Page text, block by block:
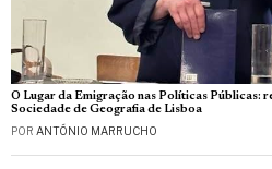
O Lugar da Emigração nas Políticas Públicas:
Sociedade de Geografia de Lisboa
POR ANTÓNIO MARRUCHO